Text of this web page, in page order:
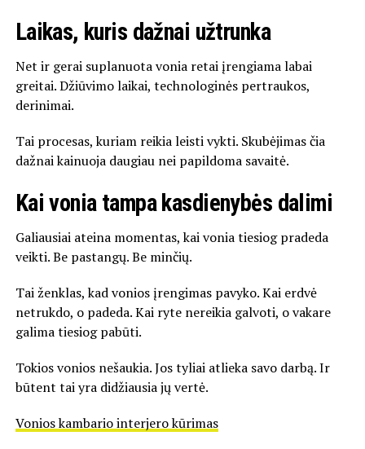
Laikas, kuris dažnai užtrunka
Net ir gerai suplanuota vonia retai įrengiama labai
greitai. Džiūvimo laikai, technologinės pertraukos,
derinimai.
Tai procesas, kuriam reikia leisti vykti. Skubėjimas čia
dažnai kainuoja daugiau nei papildoma savaitė.
Kai vonia tampa kasdienybės dalimi
Galiausiai ateina momentas, kai vonia tiesiog pradeda
veikti. Be pastangų. Be minčių.
Tai ženklas, kad vonios įrengimas pavyko. Kai erdvė
netrukdo, o padeda. Kai ryte nereikia galvoti, o vakare
galima tiesiog pabūti.
Tokios vonios nešaukia. Jos tyliai atlieka savo darbą. Ir
būtent tai yra didžiausia jų vertė.
Vonios kambario interjero kūrimas